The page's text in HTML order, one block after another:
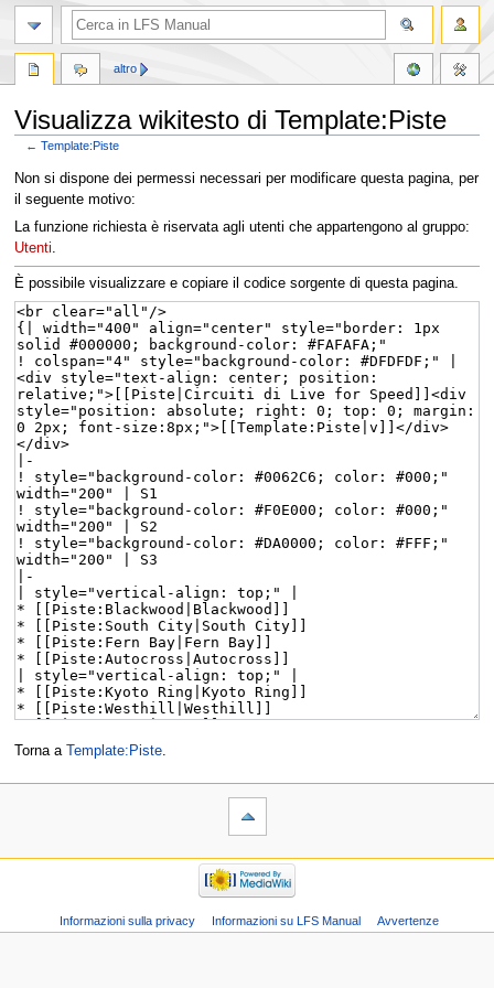
Visualizza wikitesto di Template:Piste
←Template:Piste
Vai
alla
navigazione
Vai
alla
ricerca
Non si dispone dei permessi necessari per modificare questa pagina, per
il seguente motivo:
La funzione richiesta è riservata agli utenti che appartengono al gruppo:
Utenti.
È possibile visualizzare e copiare il codice sorgente di questa pagina.
Torna a Template:Piste.
altro
Informazioni sulla privacy Informazioni su LFS Manual Avvertenze